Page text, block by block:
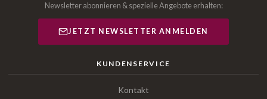
Newsletter abonnieren & spezielle Angebote erhalten:
JETZT NEWSLETTER ANMELDEN
KUNDENSERVICE
Kontakt